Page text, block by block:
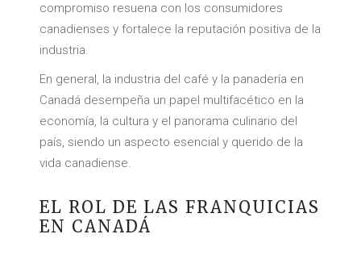
compromiso resuena con los consumidores
canadienses y fortalece la reputación positiva de la
industria.
En general, la industria del café y la panadería en
Canadá desempeña un papel multifacético en la
economía, la cultura y el panorama culinario del
país, siendo un aspecto esencial y querido de la
vida canadiense.
EL ROL DE LAS FRANQUICIAS
EN CANADÁ